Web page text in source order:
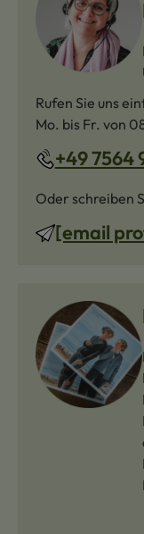
Rufen Sie uns
Mo. bis Fr. von
+49 7564
Oder schreiben
[email